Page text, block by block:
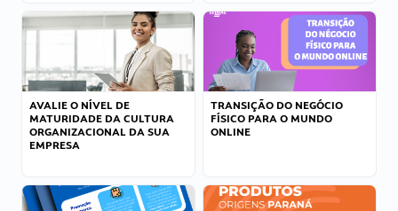
AVALIE O NÍVEL DE
MATURIDADE DA CULTURA
ORGANIZACIONAL DA SUA
EMPRESA
TRANSIÇÃO DO NEGÓCIO
FÍSICO PARA O MUNDO
ONLINE